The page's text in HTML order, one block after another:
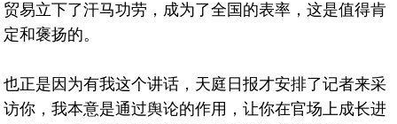
贸易立下了汗马功劳，成为了全国的表率，这是值得肯
定和褒扬的。
也正是因为有我这个讲话，天庭日报才安排了记者来采
访你，我本意是通过舆论的作用，让你在官场上成长进